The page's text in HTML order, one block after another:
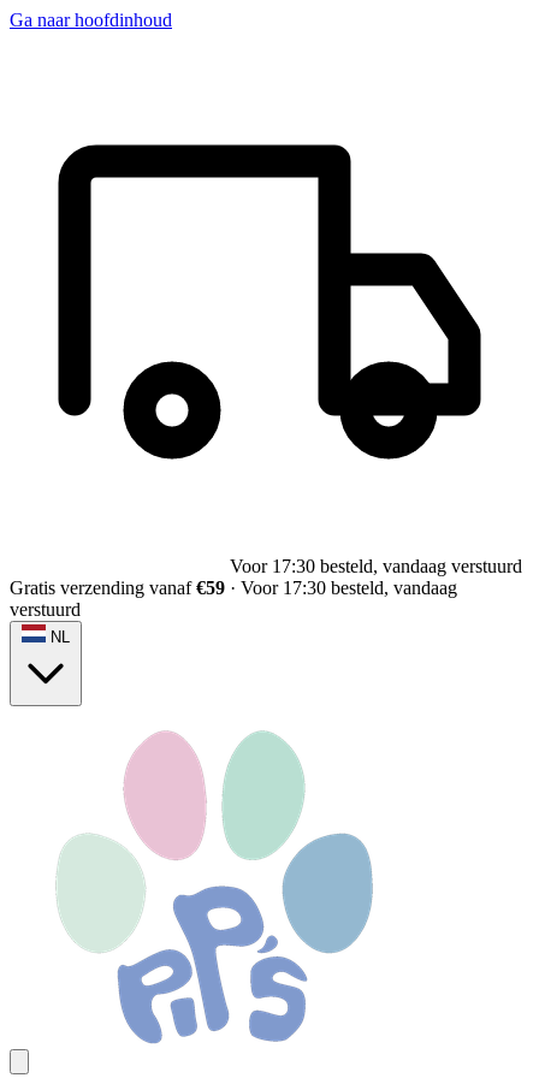
Ga naar hoofdinhoud
Voor 17:30 besteld, vandaag verstuurd
Gratis verzending vanaf€59 · Voor 17:30 besteld, vandaag
verstuurd
NL